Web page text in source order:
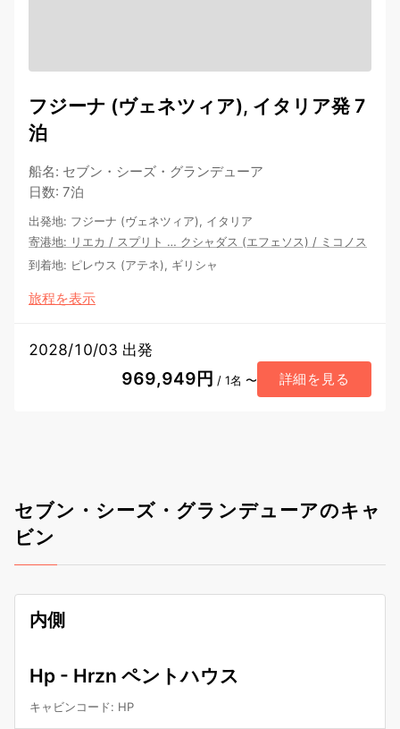
フジーナ (ヴェネツィア), イタリア発 7
泊
船名: セブン・シーズ・グランデューア
日数: 7泊
出発地: フジーナ (ヴェネツィア), イタリア
寄港地: リエカ / スプリト … クシャダス (エフェソス) / ミコノス
到着地: ピレウス (アテネ), ギリシャ
旅程を表示
2028/10/03 出発
969,949円 / 1名 〜 詳細を見る
セブン・シーズ・グランデューアのキャ
ビン
内側
Hp - Hrzn ペントハウス
キャビンコード: HP